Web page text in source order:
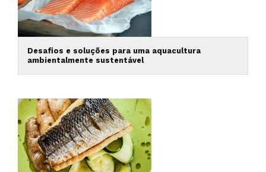
Desafios e soluções para uma aquacultura
ambientalmente sustentável